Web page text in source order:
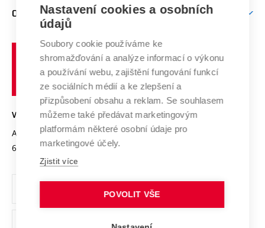
E-přihláška
Doktorské studium
Podpora podnikání
Mezinárodní vědecká rada
Systém zajišťování kvality výzkumu
Výzkumné infrastruktury
Transfer znalostí
Open Science
Projekty
Projekty ze strukturálních fondů
Specifický výzkum
Zahraniční spolupráce
Spolupráce se školami
Služby univerzity
Mezinárodní dohody
Univerzitní sítě
O UNIVERZITĚ
Profil univerzity
Udržitelná univerzita
Podnikavá univerzita / ContriBUTe
Bezpečná univerzita
Vyznamenání
Organizační struktura
Ochrana osobních údajů
učení
technické
VYSOKÉ UČENÍ TECHNICKÉ V BRNĚ
Antonínská 548/1
602 00 Brno
www.vut.cz
vut@vutbr.cz
Nastavení cookies a osobních
údajů
Soubory cookie používáme ke
shromažďování a analýze informací o výkonu
a používání webu, zajištění fungování funkcí
ze sociálních médií a ke zlepšení a
přizpůsobení obsahu a reklam. Se souhlasem
můžeme také předávat marketingovým
platformám některé osobní údaje pro
marketingové účely.
Zjistit více
POVOLIT VŠE